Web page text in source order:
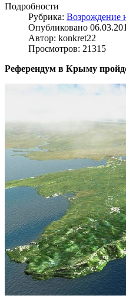
Подробности
Рубрика: Возрождение
Опубликовано
Автор: konkret22
Просмотров: 21315
Референдум в Крыму